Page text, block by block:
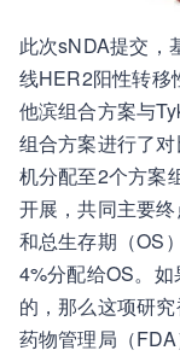
此次sNDA提交，
线HER2阳性转移
他滨组合方案与
组合方案进行了
机分配至2个方案
开展，共同主要
和总生存期（OS
4%分配给OS。
的，那么这项研
药物管理局（